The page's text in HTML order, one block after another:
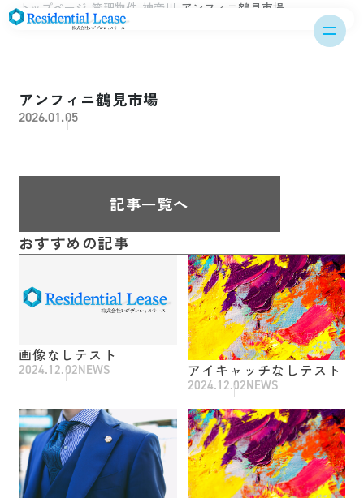
トップページ 管理物件 神奈川 アンフィニ鶴見市場
アンフィニ鶴見市場
2026.01.05
記事一覧へ
おすすめの記事
画像なしテスト
2024.12.02NEWS アイキャッチなしテスト
2024.12.02NEWS